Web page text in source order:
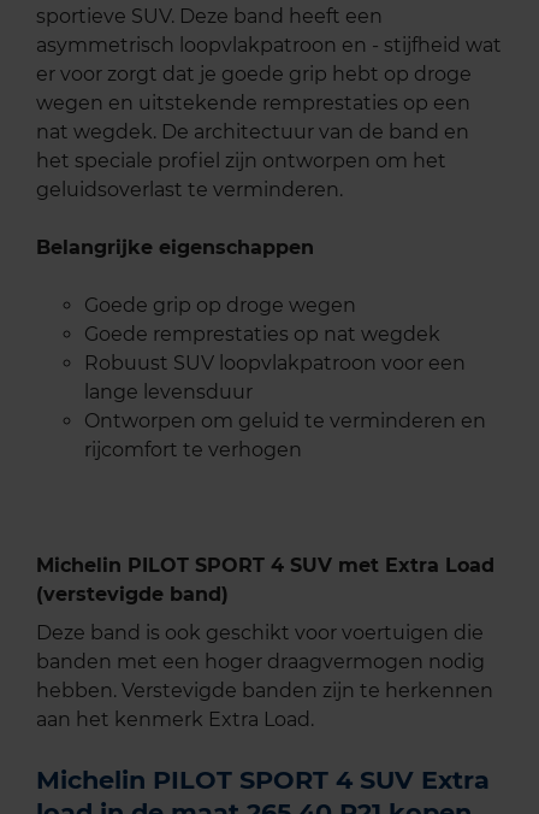
sportieve SUV. Deze band heeft een
asymmetrisch loopvlakpatroon en - stijfheid wat
er voor zorgt dat je goede grip hebt op droge
wegen en uitstekende remprestaties op een
nat wegdek. De architectuur van de band en
het speciale profiel zijn ontworpen om het
geluidsoverlast te verminderen.
Belangrijke eigenschappen
Goede grip op droge wegen
Goede remprestaties op nat wegdek
Robuust SUV loopvlakpatroon voor een
lange levensduur
Ontworpen om geluid te verminderen en
rijcomfort te verhogen
Michelin PILOT SPORT 4 SUV met Extra Load
(verstevigde band)
Deze band is ook geschikt voor voertuigen die
banden met een hoger draagvermogen nodig
hebben. Verstevigde banden zijn te herkennen
aan het kenmerk Extra Load.
Michelin PILOT SPORT 4 SUV Extra